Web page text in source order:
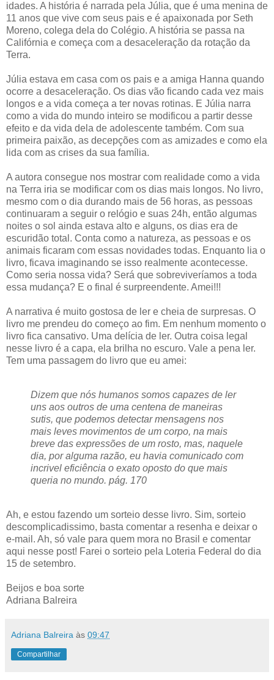
idades. A história é narrada pela Júlia, que é uma menina de
11 anos que vive com seus pais e é apaixonada por Seth
Moreno, colega dela do Colégio. A história se passa na
Califórnia e começa com a desaceleração da rotação da
Terra.
Júlia estava em casa com os pais e a amiga Hanna quando
ocorre a desaceleração. Os dias vão ficando cada vez mais
longos e a vida começa a ter novas rotinas. E Júlia narra
como a vida do mundo inteiro se modificou a partir desse
efeito e da vida dela de adolescente também. Com sua
primeira paixão, as decepções com as amizades e como ela
lida com as crises da sua família.
A autora consegue nos mostrar com realidade como a vida
na Terra iria se modificar com os dias mais longos. No livro,
mesmo com o dia durando mais de 56 horas, as pessoas
continuaram a seguir o relógio e suas 24h, então algumas
noites o sol ainda estava alto e alguns, os dias era de
escuridão total. Conta como a natureza, as pessoas e os
animais ficaram com essas novidades todas. Enquanto lia o
livro, ficava imaginando se isso realmente acontecesse.
Como seria nossa vida? Será que sobreviveríamos a toda
essa mudança? E o final é surpreendente. Amei!!!
A narrativa é muito gostosa de ler e cheia de surpresas. O
livro me prendeu do começo ao fim. Em nenhum momento o
livro fica cansativo. Uma delícia de ler. Outra coisa legal
nesse livro é a capa, ela brilha no escuro. Vale a pena ler.
Tem uma passagem do livro que eu amei:
Dizem que nós humanos somos capazes de ler
uns aos outros de uma centena de maneiras
sutis, que podemos detectar mensagens nos
mais leves movimentos de um corpo, na mais
breve das expressões de um rosto, mas, naquele
dia, por alguma razão, eu havia comunicado com
incrivel eficiência o exato oposto do que mais
queria no mundo. pág. 170
Ah, e estou fazendo um sorteio desse livro. Sim, sorteio
descomplicadissimo, basta comentar a resenha e deixar o
e-mail. Ah, só vale para quem mora no Brasil e comentar
aqui nesse post! Farei o sorteio pela Loteria Federal do dia
15 de setembro.
Beijos e boa sorte
Adriana Balreira
Adriana Balreira às 09:47
Compartilhar